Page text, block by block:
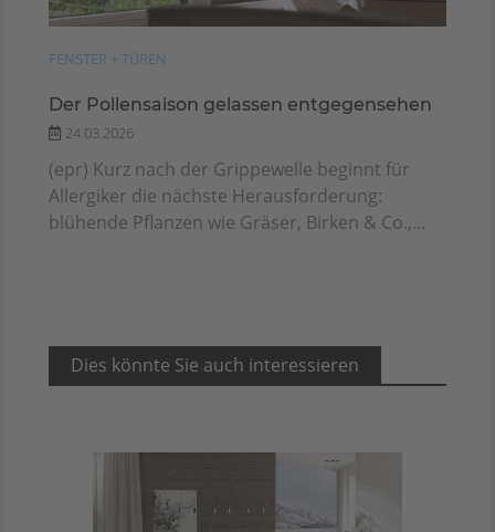
FENSTER + TÜREN
Der Pollensaison gelassen entgegensehen
24.03.2026
(epr) Kurz nach der Grippewelle beginnt für
Allergiker die nächste Herausforderung:
blühende Pflanzen wie Gräser, Birken & Co.,...
Dies könnte Sie auch interessieren